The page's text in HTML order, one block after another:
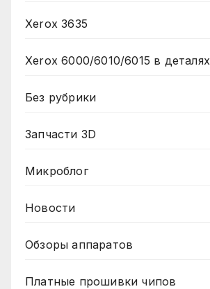
Xerox 3635
Xerox 6000/6010/6015 в деталях
Без рубрики
Запчасти 3D
Микроблог
Новости
Обзоры аппаратов
Платные прошивки чипов